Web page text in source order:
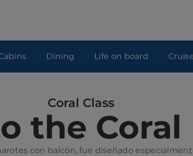
Dining Life on board
Coral Class
the Coral
con balcón, fue diseñado